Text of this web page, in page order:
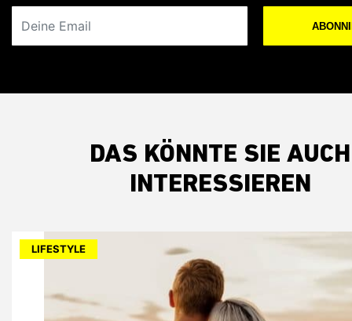
DAS KÖNNTE SIE AUCH
INTERESSIEREN
LIFESTYLE